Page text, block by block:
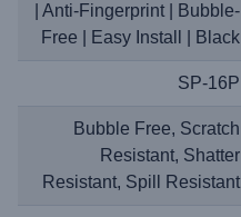
| Anti-Fingerprint | Bubble-
Free | Easy Install | Black
SP-16P
Bubble Free, Scratch
Resistant, Shatter
Resistant, Spill Resistant